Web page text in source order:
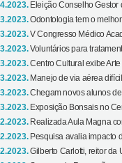
Eleição Conselho Gestor
Odontologia tem o
V Congresso Médico
Voluntários para
Centro Cultural exibe
Manejo de via aérea
Chegam novos alunos
Exposição Bonsais no
Realizada Aula Magna
Pesquisa avalia impacto
Gilberto Carlotti, reitor da